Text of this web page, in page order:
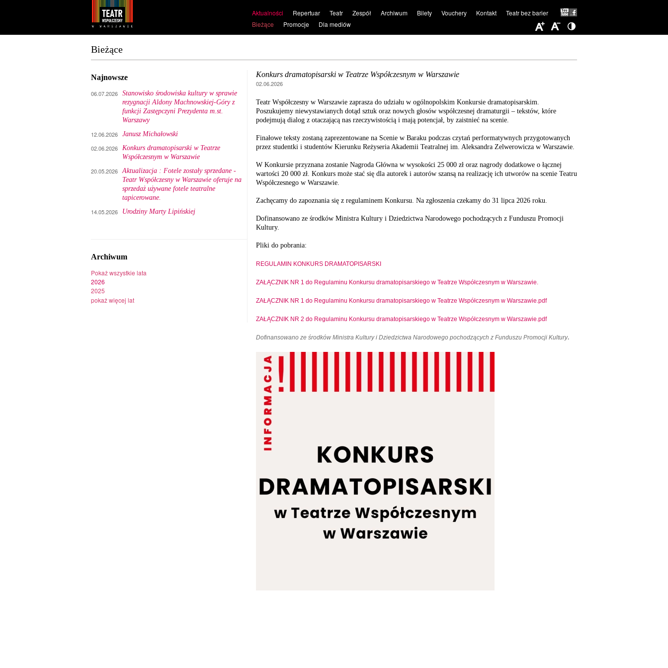
Aktualności
Bieżące
Promocje Dla mediów
Repertuar Teatr Zespół Archiwum Bilety Vouchery Kontakt Teatr bez barier
Bieżące
Najnowsze
06.07.2026 Stanowisko środowiska kultury w sprawie
rezygnacji Aldony Machnowskiej-Góry z
funkcji Zastępczyni Prezydenta m.st.
Warszawy
12.06.2026 Janusz Michałowski
02.06.2026 Konkurs dramatopisarski w Teatrze
Współczesnym w Warszawie
20.05.2026 Aktualizacja : Fotele zostały sprzedane -
Teatr Współczesny w Warszawie oferuje na
sprzedaż używane fotele teatralne
tapicerowane.
14.05.2026 Urodziny Marty Lipińskiej
Archiwum
Pokaż wszystkie lata
2026
2025
pokaż więcej lat
Konkurs dramatopisarski w Teatrze Współczesnym w Warszawie
02.06.2026
Teatr Współczesny w Warszawie zaprasza do udziału w ogólnopolskim Konkursie dramatopisarskim.
Poszukujemy niewystawianych dotąd sztuk oraz nowych głosów współczesnej dramaturgii – tekstów, które
podejmują dialog z otaczającą nas rzeczywistością i mają potencjał, by zaistnieć na scenie.
Finałowe teksty zostaną zaprezentowane na Scenie w Baraku podczas czytań performatywnych przygotowanych
przez studentki i studentów Kierunku Reżyseria Akademii Teatralnej im. Aleksandra Zelwerowicza w Warszawie.
W Konkursie przyznana zostanie Nagroda Główna w wysokości 25 000 zł oraz nagrody dodatkowe o łącznej
wartości 20 000 zł. Konkurs może stać się dla autorek i autorów szansą na realizację ich utworów na scenie Teatru
Współczesnego w Warszawie.
Zachęcamy do zapoznania się z regulaminem Konkursu. Na zgłoszenia czekamy do 31 lipca 2026 roku.
Dofinansowano ze środków Ministra Kultury i Dziedzictwa Narodowego pochodzących z Funduszu Promocji
Kultury.
Pliki do pobrania:
REGULAMIN KONKURS DRAMATOPISARSKI
ZAŁĄCZNIK NR 1 do Regulaminu Konkursu dramatopisarskiego w Teatrze Współczesnym w Warszawie.
ZAŁĄCZNIK NR 1 do Regulaminu Konkursu dramatopisarskiego w Teatrze Współczesnym w Warszawie.pdf
ZAŁĄCZNIK NR 2 do Regulaminu Konkursu dramatopisarskiego w Teatrze Współczesnym w Warszawie.pdf
Dofinansowano ze środków Ministra Kultury i Dziedzictwa Narodowego pochodzących z Funduszu Promocji Kultury.